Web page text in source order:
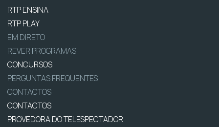
RTP ENSINA
RTP PLAY
EM DIRETO
REVER PROGRAMAS
CONCURSOS
PERGUNTAS FREQUENTES
CONTACTOS
CONTACTOS
PROVEDORA DO TELESPECTADOR